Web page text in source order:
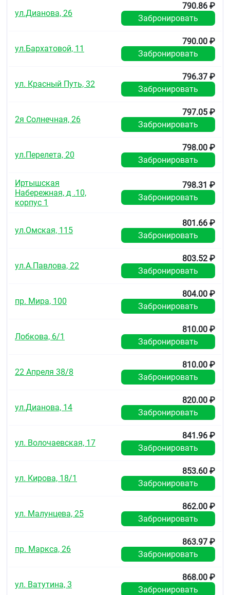
ул.Дианова, 26
790.86 ₽
Забронировать
ул.Бархатовой, 11
790.00 ₽
Забронировать
ул. Красный Путь, 32
796.37 ₽
Забронировать
2я Солнечная, 26
797.05 ₽
Забронировать
ул.Перелета, 20
798.00 ₽
Забронировать
Иртышская
Набережная, д .10,
корпус 1
798.31 ₽
Забронировать
ул.Омская, 115
801.66 ₽
Забронировать
ул.А.Павлова, 22
803.52 ₽
Забронировать
пр. Мира, 100
804.00 ₽
Забронировать
Лобкова, 6/1
810.00 ₽
Забронировать
22 Апреля 38/8
810.00 ₽
Забронировать
ул.Дианова, 14
820.00 ₽
Забронировать
ул. Волочаевская, 17
841.96 ₽
Забронировать
ул. Кирова, 18/1
853.60 ₽
Забронировать
ул. Малунцева, 25
862.00 ₽
Забронировать
пр. Маркса, 26
863.97 ₽
Забронировать
ул. Ватутина, 3
868.00 ₽
Забронировать